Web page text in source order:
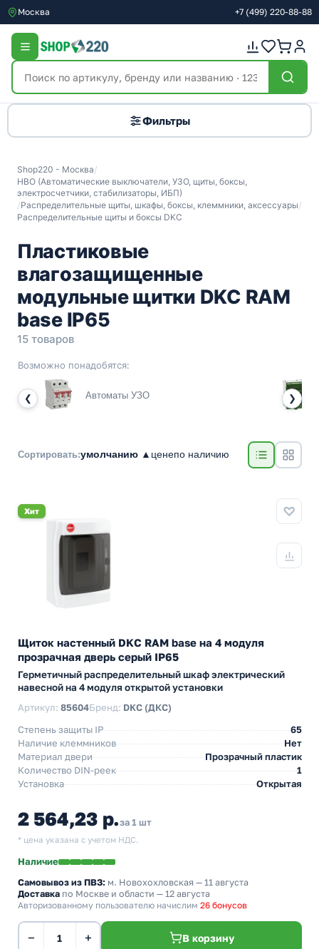
Москва +7 (499) 220-88-88
Фильтры
Shop220 - Москва/
НВО (Автоматические выключатели, УЗО, щиты, боксы,
электросчетчики, стабилизаторы, ИБП)
/Распределительные щиты, шкафы, боксы, клеммники, аксессуары/
Распределительные щиты и боксы DKC
Пластиковые
влагозащищенные
модульные щитки DKC RAM
base IP65
15 товаров
Возможно понадобятся:
❮ Автоматы УЗО ❯
Сортировать:умолчанию ▲ ценепо наличию
Хит
Щиток настенный DKC RAM base на 4 модуля
прозрачная дверь серый IP65
Герметичный распределительный шкаф электрический
навесной на 4 модуля открытой установки
Артикул: 85604Бренд: DKC (ДКС)
Степень защиты IP
65
Наличие клеммников
Нет
Материал двери
Прозрачный пластик
Количество DIN-реек
1
Установка
Открытая
2 564,23 р.за 1 шт
* цена указана с учетом НДС.
Наличие
Самовывоз из ПВЗ: м. Новохохловская — 11 августа
Доставка по Москве и области — 12 августа
Авторизованному пользователю начислим 26 бонусов
− + В корзину